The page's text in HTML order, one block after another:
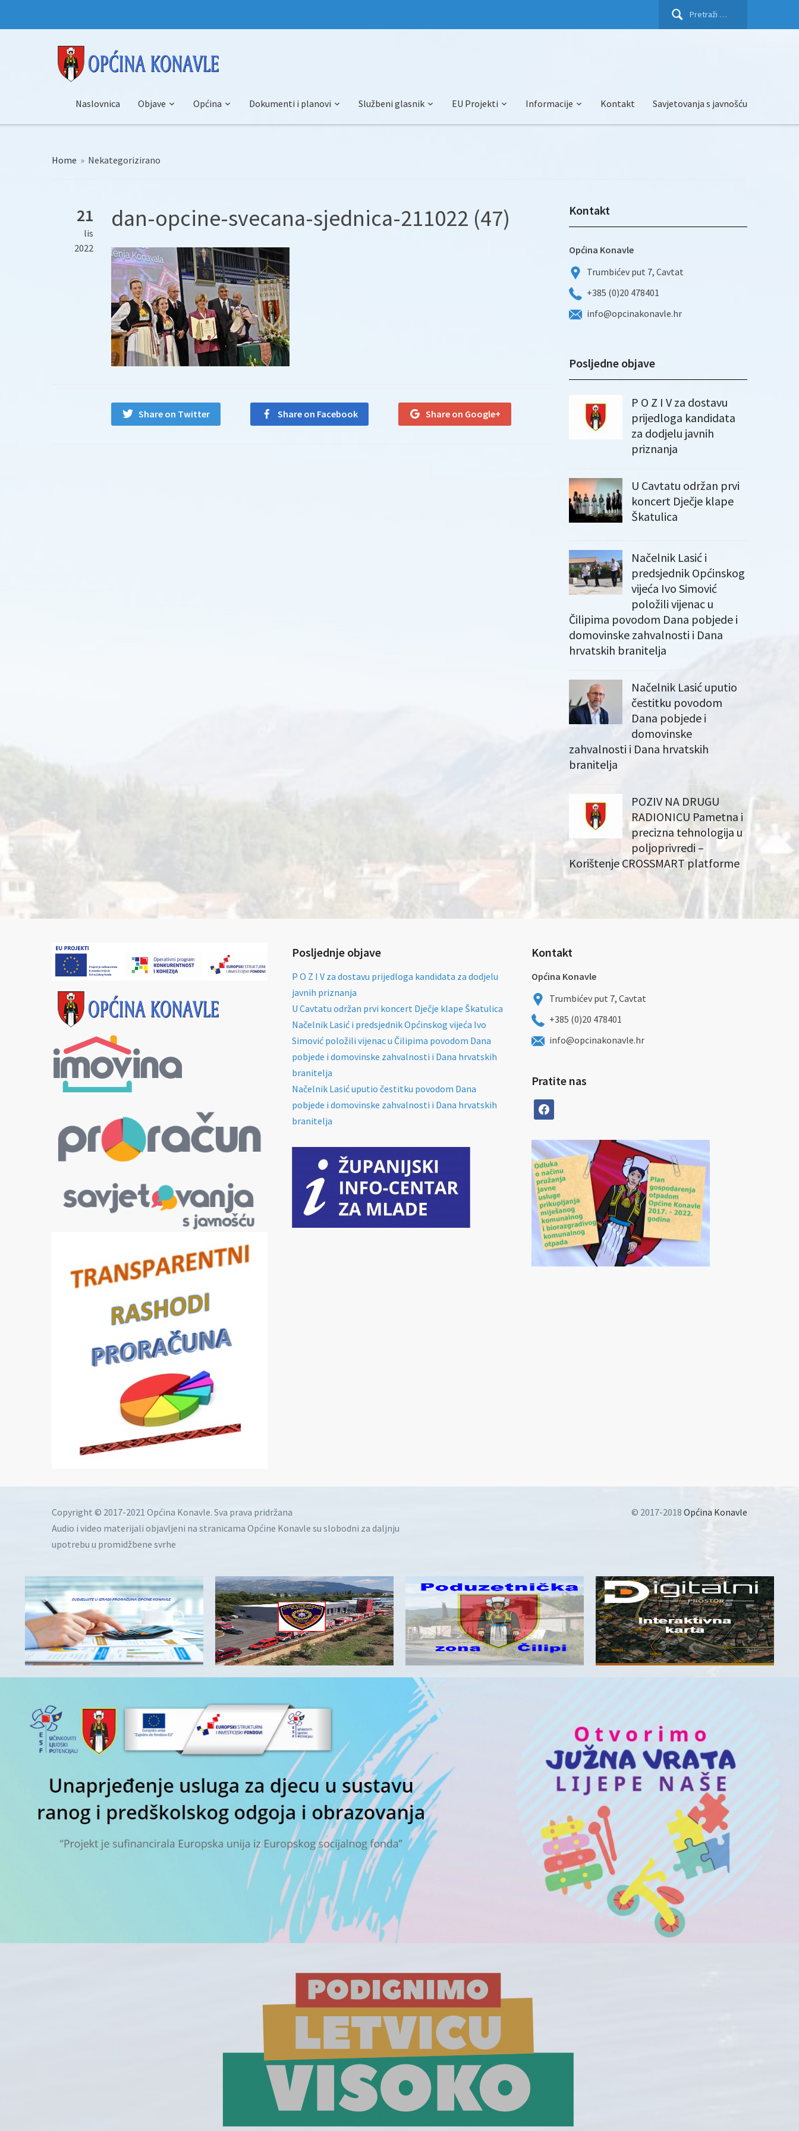
Pretraži:
Naslovnica Objave Općina Dokumenti i planovi Službeni glasnik EU Projekti Informacije Kontakt Savjetovanja s javnošću
Home » Nekategorizirano
21
lis
2022
dan-opcine-svecana-sjednica-211022 (47)
Share on Twitter Share on Facebook Share on Google+
Kontakt
Općina Konavle
Trumbićev put 7, Cavtat
+385 (0)20 478401
info@opcinakonavle.hr
Posljedne objave
P O Z I V za dostavu
prijedloga kandidata
za dodjelu javnih
priznanja
U Cavtatu održan prvi
koncert Dječje klape
Škatulica
Načelnik Lasić i
predsjednik Općinskog
vijeća Ivo Simović
položili vijenac u
Čilipima povodom Dana pobjede i
domovinske zahvalnosti i Dana
hrvatskih branitelja
Načelnik Lasić uputio
čestitku povodom
Dana pobjede i
domovinske
zahvalnosti i Dana hrvatskih
branitelja
POZIV NA DRUGU
RADIONICU Pametna i
precizna tehnologija u
poljoprivredi –
Korištenje CROSSMART platforme
Posljednje objave
P O Z I V za dostavu prijedloga kandidata za dodjelu
javnih priznanja
U Cavtatu održan prvi koncert Dječje klape Škatulica
Načelnik Lasić i predsjednik Općinskog vijeća Ivo
Simović položili vijenac u Čilipima povodom Dana
pobjede i domovinske zahvalnosti i Dana hrvatskih
branitelja
Načelnik Lasić uputio čestitku povodom Dana
pobjede i domovinske zahvalnosti i Dana hrvatskih
branitelja
Kontakt
Općina Konavle
Trumbićev put 7, Cavtat
+385 (0)20 478401
info@opcinakonavle.hr
Pratite nas
facebook
Copyright © 2017-2021 Općina Konavle. Sva prava pridržana
Audio i video materijali objavljeni na stranicama Općine Konavle su slobodni za daljnju
upotrebu u promidžbene svrhe
© 2017-2018 Općina Konavle